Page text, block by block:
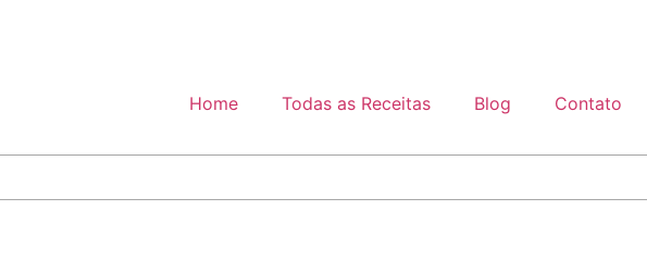
Home Todas as Receitas Blog Contato